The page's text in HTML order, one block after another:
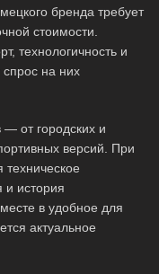
бренда требует
стоимости.
технологичность и
на них
от городских и
версий. При
техническое
и история
в удобное для
актуальное